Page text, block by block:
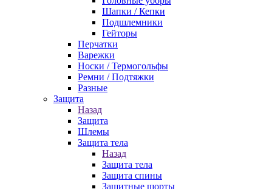
Шапки / Кепки
Подшлемники
Гейторы
Перчатки
Варежки
Носки / Термогольфы
Ремни / Подтяжки
Разные
Защита
Назад
Защита
Шлемы
Защита тела
Назад
Защита тела
Защита спины
Защитные шорты